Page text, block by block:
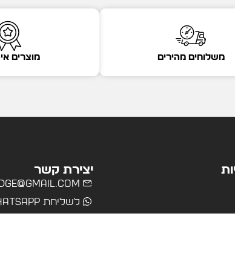
משלוחים מהירים מוצרים
יצירת קשר
לשליחת WhatsApp